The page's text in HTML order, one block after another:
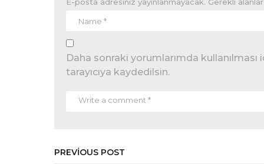
E-posta adresiniz yayınlanmayacak. Gerekli alanlar
Daha sonraki yorumlarımda
tarayıcıya kaydedilsin.
PREVIOUS POST